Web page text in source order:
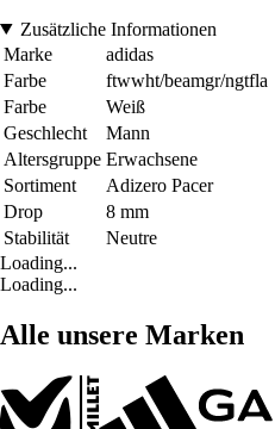
Zusätzliche Informationen
Marke
adidas
Farbe
ftwwht/beamgr/ngtfla
Farbe
Weiß
Geschlecht
Mann
Altersgruppe Erwachsene
Sortiment
Adizero Pacer
Drop
8 mm
Stabilität
Neutre
Loading...
Loading...
Alle unsere Marken